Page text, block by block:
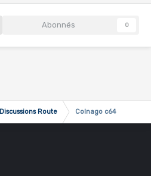
Abonnés 0
Discussions Route Colnago c64